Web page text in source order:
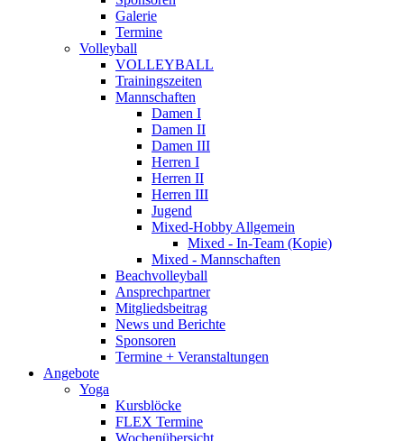
Galerie
Termine
Volleyball
VOLLEYBALL
Trainingszeiten
Mannschaften
Damen I
Damen II
Damen III
Herren I
Herren II
Herren III
Jugend
Mixed-Hobby Allgemein
Mixed - In-Team (Kopie)
Mixed - Mannschaften
Beachvolleyball
Ansprechpartner
Mitgliedsbeitrag
News und Berichte
Sponsoren
Termine + Veranstaltungen
Angebote
Yoga
Kursblöcke
FLEX Termine
Wochenübersicht